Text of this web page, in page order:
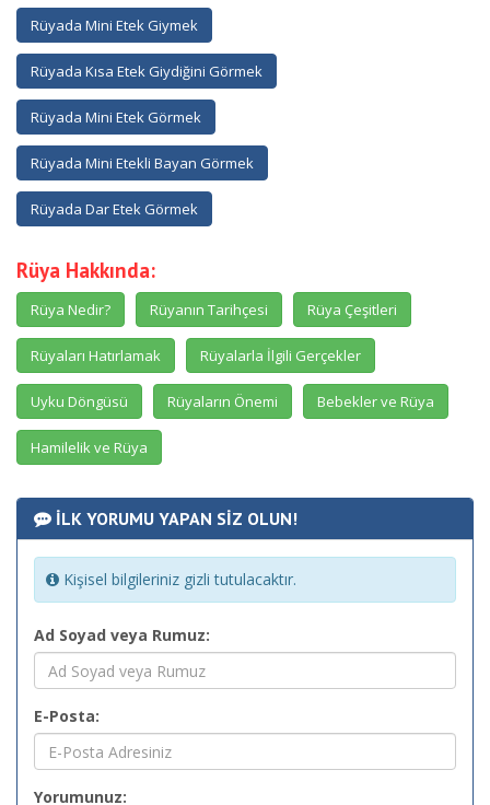
Rüyada Mini Etek Giymek
Rüyada Kısa Etek Giydiğini Görmek
Rüyada Mini Etek Görmek
Rüyada Mini Etekli Bayan Görmek
Rüyada Dar Etek Görmek
Rüya Hakkında:
Rüya Nedir? Rüyanın Tarihçesi Rüya Çeşitleri
Rüyaları Hatırlamak Rüyalarla İlgili Gerçekler
Uyku Döngüsü Rüyaların Önemi Bebekler ve Rüya
Hamilelik ve Rüya
İLK YORUMU YAPAN SİZ OLUN!
Kişisel bilgileriniz gizli tutulacaktır.
Ad Soyad veya Rumuz:
E-Posta:
Yorumunuz: